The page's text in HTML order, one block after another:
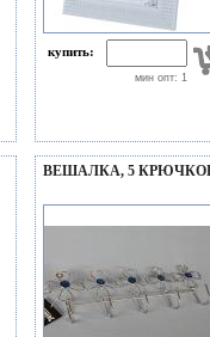
купить:
мин опт: 1
ВЕШАЛКА, 5